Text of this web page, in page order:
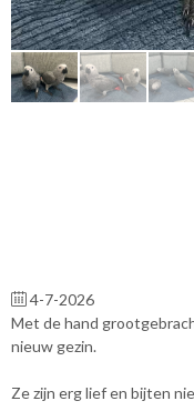
4-7-2026
Met de hand
nieuw gezin.
Ze zijn erg lief en bijten